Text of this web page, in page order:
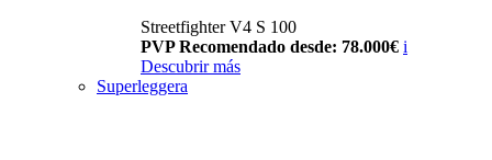
Streetfighter V4 S 100
PVP Recomendado desde: 78.000€ i
Descubrir más
Superleggera